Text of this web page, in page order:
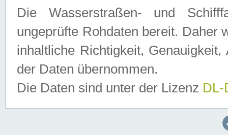
Die Wasserstraßen- und
ungeprüfte Rohdaten bereit. Daher
inhaltliche Richtigkeit,
der Daten übernommen.
Die Daten sind unter der Lizenz